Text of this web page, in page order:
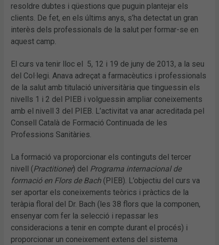
resoldre dubtes i qüestions que puguin plantejar els
clients. De fet, en els últims anys, s’ha detectat un gran
interès dels professionals de la salut per formar-se en
aquest camp.
El curs va tenir lloc el 5, 12 i 19 de juny de 2013, a la seu
del Col·legi. Anava adreçat a farmacèutics i professionals
de la salut amb titulació universitària que tinguessin els
nivells 1 i 2 del PIEB i volguessin ampliar coneixements
amb el nivell 3 del PIEB. L’activitat va anar acreditada pel
Consell Català de Formació Continuada de les
Professions Sanitàries.
La formació va proporcionar els continguts del tercer
nivell (Practitioner) del Programa internacional de
formació en Flors de Bach (PIEB). L’objectiu del curs va
ser aportar els coneixements teòrics i pràctics de la
teràpia floral del Dr. Bach (les 38 flors que la componen,
ensenyar com fer la selecció i repassar les
consideracions a tenir en compte durant el procés) i
proporcionar un coneixement extens del sistema